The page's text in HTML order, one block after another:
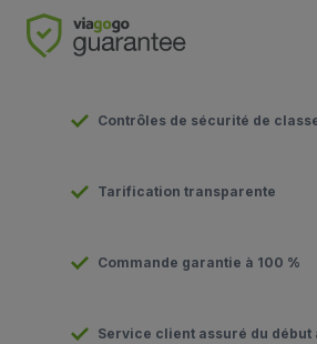
Contrôles de sécurité de
Tarification transparente
Commande garantie à 100 %
Service client assuré du début